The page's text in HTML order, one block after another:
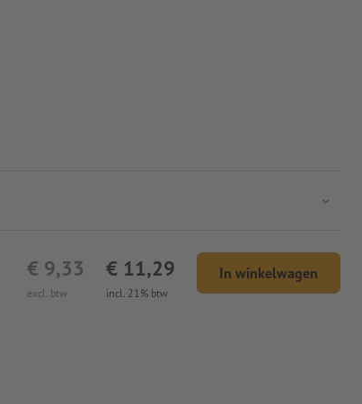
excl. btw
€ 9,33
incl. 21% btw
€ 11,29 In winkelwagen